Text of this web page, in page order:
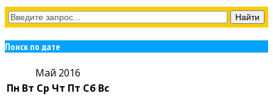
Поиск по дате
Май 2016
Пн Вт Ср Чт Пт Сб Вс